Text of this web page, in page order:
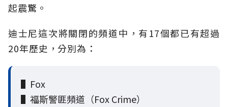
起震驚。
迪士尼這次將關閉的頻道中，有17個都已有超過
20年歷史，分別為：
▌Fox
▌福斯警匪頻道（Fox Crime）